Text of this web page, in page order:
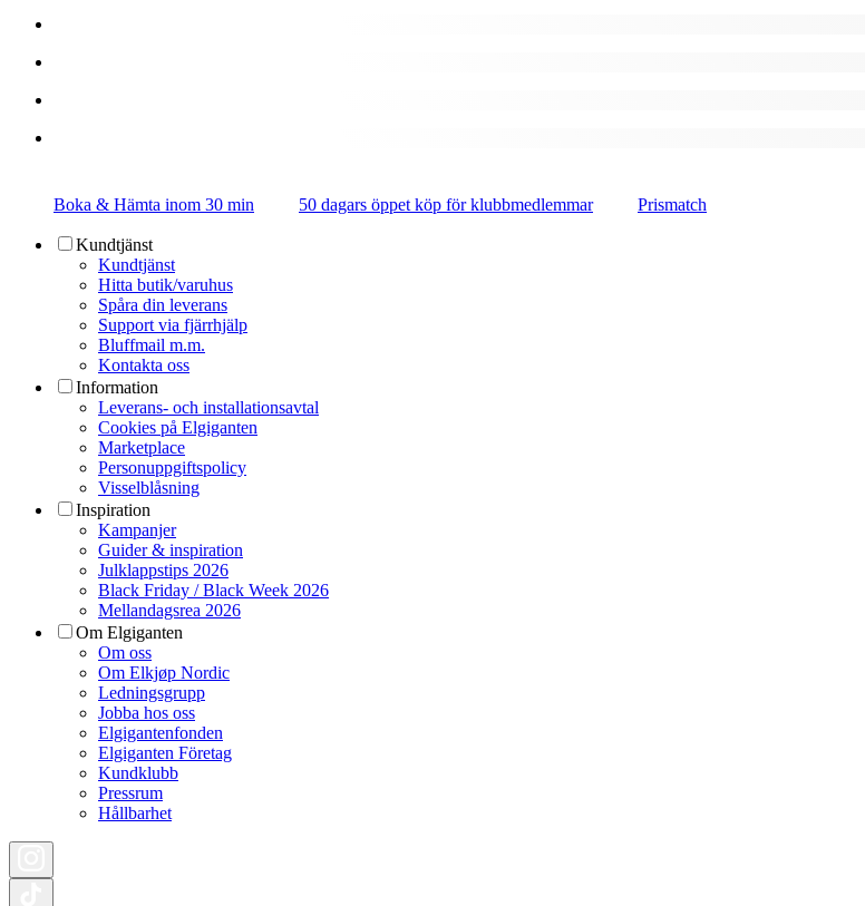
Boka & Hämta inom 30 min 50 dagars öppet köp för klubbmedlemmar Prismatch
Kundtjänst
Kundtjänst
Hitta butik/varuhus
Spåra din leverans
Support via fjärrhjälp
Bluffmail m.m.
Kontakta oss
Information
Leverans- och installationsavtal
Cookies på Elgiganten
Marketplace
Personuppgiftspolicy
Visselblåsning
Inspiration
Kampanjer
Guider & inspiration
Julklappstips 2026
Black Friday / Black Week 2026
Mellandagsrea 2026
Om Elgiganten
Om oss
Om Elkjøp Nordic
Ledningsgrupp
Jobba hos oss
Elgigantenfonden
Elgiganten Företag
Kundklubb
Pressrum
Hållbarhet